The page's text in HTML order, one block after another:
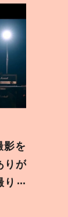
影を
りが
りた